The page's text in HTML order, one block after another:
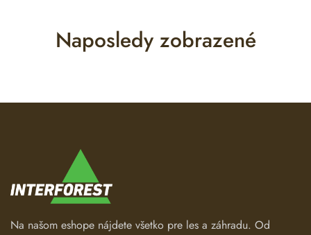
Naposledy zobrazené
Na našom eshope nájdete všetko pre les a záhradu. Od